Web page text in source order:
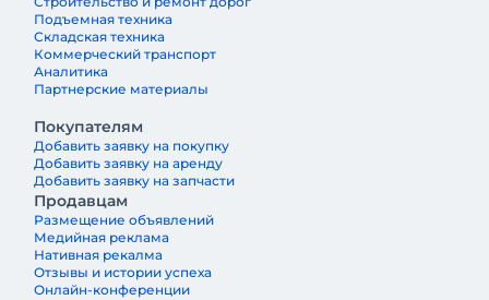
директора компании «Балтийский
лизинг»
Подъемная техника
Складская техника
Коммерческий транспорт
Аналитика
Партнерские материалы
Покупателям
Добавить заявку на покупку
Добавить заявку на аренду
Добавить заявку на запчасти
Продавцам
Размещение объявлений
Медийная реклама
Нативная рекалма
Отзывы и истории успеха
Онлайн-конференции